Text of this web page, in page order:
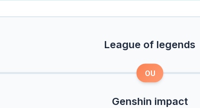
League of legends
OU
Genshin impact